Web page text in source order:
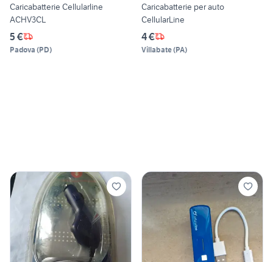
Caricabatterie Cellularline
ACHV3CL
5 €
Padova (PD)
Caricabatterie per auto
CellularLine
4 €
Villabate(PA)